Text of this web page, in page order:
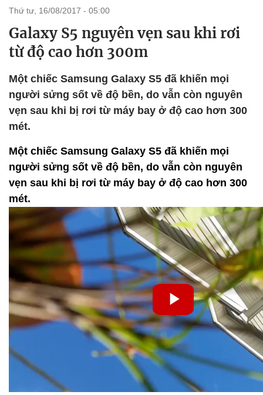
thứ tư, 16/08/2017 - 05:00
Galaxy S5 nguyên vẹn sau khi rơi
từ độ cao hơn 300m
Một chiếc Samsung Galaxy S5 đã khiến mọi
người sửng sốt về độ bền, do vẫn còn nguyên
vẹn sau khi bị rơi từ máy bay ở độ cao hơn 300
mét.
Một chiếc Samsung Galaxy S5 đã khiến mọi
người sửng sốt về độ bền, do vẫn còn nguyên
vẹn sau khi bị rơi từ máy bay ở độ cao hơn 300
mét.